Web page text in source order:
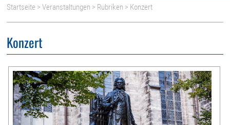
Startseite >Veranstaltungen > Rubriken > Konzert
Konzert